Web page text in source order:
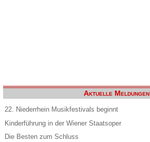
Aktuelle Meldungen
22. Niederrhein Musikfestivals beginnt
Kinderführung in der Wiener Staatsoper
Die Besten zum Schluss